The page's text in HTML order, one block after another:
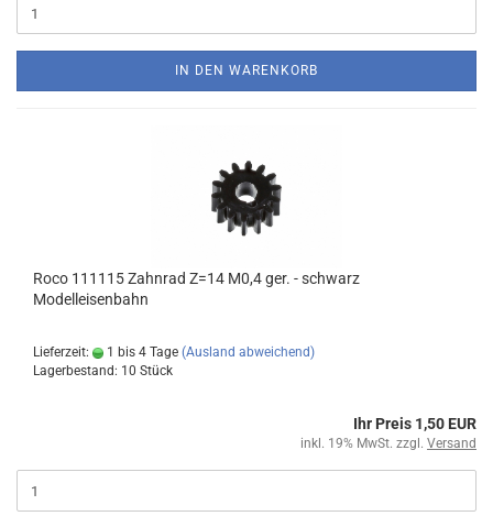
IN DEN WARENKORB
Roco 111115 Zahnrad Z=14 M0,4 ger. - schwarz
Modelleisenbahn
Lieferzeit: 1 bis 4 Tage (Ausland abweichend)
Lagerbestand: 10 Stück
Ihr Preis 1,50 EUR
inkl. 19% MwSt. zzgl. Versand